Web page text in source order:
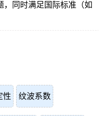
，同时满足国际标准（如
性 纹波系数